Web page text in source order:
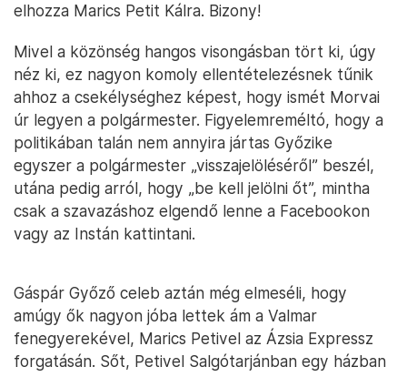
elhozza Marics Petit Kálra. Bizony!
Mivel a közönség hangos visongásban tört ki, úgy
néz ki, ez nagyon komoly ellentételezésnek tűnik
ahhoz a csekélységhez képest, hogy ismét Morvai
úr legyen a polgármester. Figyelemreméltó, hogy a
politikában talán nem annyira jártas Győzike
egyszer a polgármester „visszajelöléséről” beszél,
utána pedig arról, hogy „be kell jelölni őt”, mintha
csak a szavazáshoz elgendő lenne a Facebookon
vagy az Instán kattintani.
Gáspár Győző celeb aztán még elmeséli, hogy
amúgy ők nagyon jóba lettek ám a Valmar
fenegyerekével, Marics Petivel az Ázsia Expressz
forgatásán. Sőt, Petivel Salgótarjánban egy házban